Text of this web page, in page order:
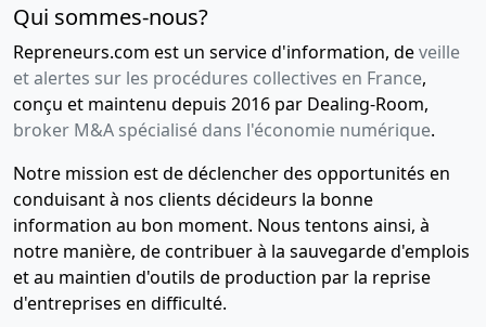
Qui sommes-nous?
Repreneurs.com est un service d'information, deveille
et alertes sur les procédures collectives en France,
conçu et maintenu depuis 2016 par Dealing-Room,
broker M&A spécialisé dans l'économie numérique.
Notre mission est de déclencher des opportunités en
conduisant à nos clients décideurs la bonne
information au bon moment. Nous tentons ainsi, à
notre manière, de contribuer à la sauvegarde d'emplois
et au maintien d'outils de production par la reprise
d'entreprises en difficulté.